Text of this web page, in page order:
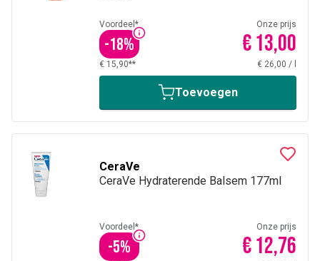
Voordeel*
-18%
Onze prijs
€ 13,00
€ 15,90** € 26,00 /
Toevoegen
CeraVe
CeraVe Hydraterende Balsem 177ml
Voordeel*
-5%
Onze prijs
€ 12,76